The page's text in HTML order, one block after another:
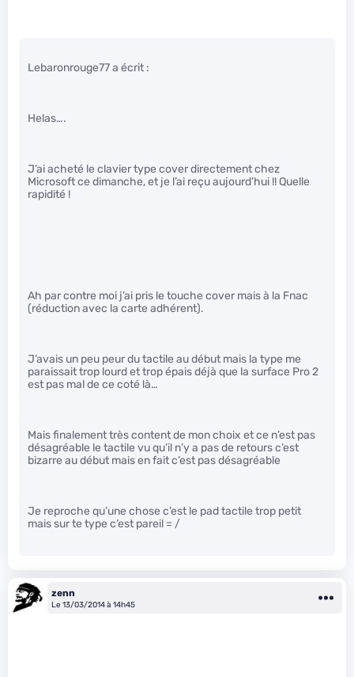
Lebaronrouge77 a écrit :
Helas….
J’ai acheté le clavier type cover directement chez
Microsoft ce dimanche, et je l’ai reçu aujourd’hui !! Quelle
rapidité !
Ah par contre moi j’ai pris le touche cover mais à la Fnac
(réduction avec la carte adhérent).
J’avais un peu peur du tactile au début mais la type me
paraissait trop lourd et trop épais déjà que la surface Pro 2
est pas mal de ce coté là…
Mais finalement très content de mon choix et ce n’est pas
désagréable le tactile vu qu’il n’y a pas de retours c’est
bizarre au début mais en fait c’est pas désagréable
Je reproche qu’une chose c’est le pad tactile trop petit
mais sur te type c’est pareil = /
zenn
Le 13/03/2014 à 14h45